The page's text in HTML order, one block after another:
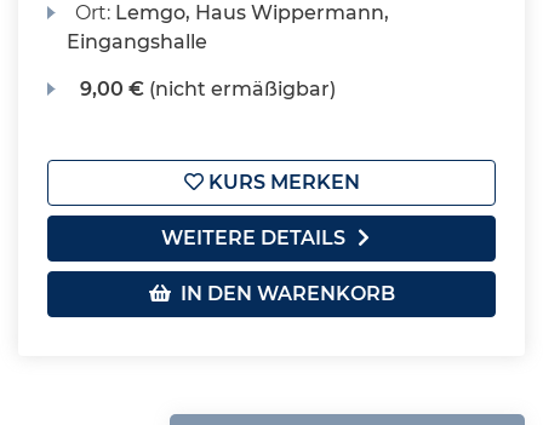
Ort: Lemgo, Haus Wippermann,
Eingangshalle
9,00 € (nicht ermäßigbar)
KURS MERKEN
WEITERE DETAILS
IN DEN WARENKORB